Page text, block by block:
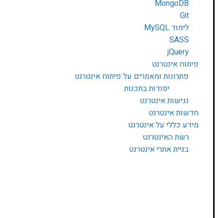
MongoDB
Git
לימוד MySQL
SASS
jQuery
פיתוח אינטרנט
פתרונות ומאמרים על פיתוח אינטרנט
יסודות בתכנות
נגישות אינטרנט
חדשות אינטרנט
מידע כללי על אינטרנט
רשת האינטרנט
בניית אתרי אינטרנט